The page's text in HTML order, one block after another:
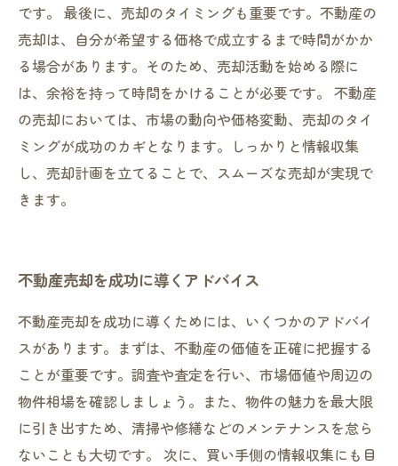
です。 最後に、売却のタイミングも重要です。不動産の
売却は、自分が希望する価格で成立するまで時間がかか
る場合があります。そのため、売却活動を始める際に
は、余裕を持って時間をかけることが必要です。 不動産
の売却においては、市場の動向や価格変動、売却のタイ
ミングが成功のカギとなります。しっかりと情報収集
し、売却計画を立てることで、スムーズな売却が実現で
きます。
不動産売却を成功に導くアドバイス
不動産売却を成功に導くためには、いくつかのアドバイ
スがあります。まずは、不動産の価値を正確に把握する
ことが重要です。調査や査定を行い、市場価値や周辺の
物件相場を確認しましょう。また、物件の魅力を最大限
に引き出すため、清掃や修繕などのメンテナンスを怠ら
ないことも大切です。 次に、買い手側の情報収集にも目